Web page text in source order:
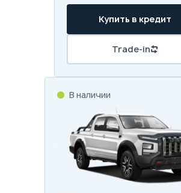
Купить в кредит
Trade-in
В наличии